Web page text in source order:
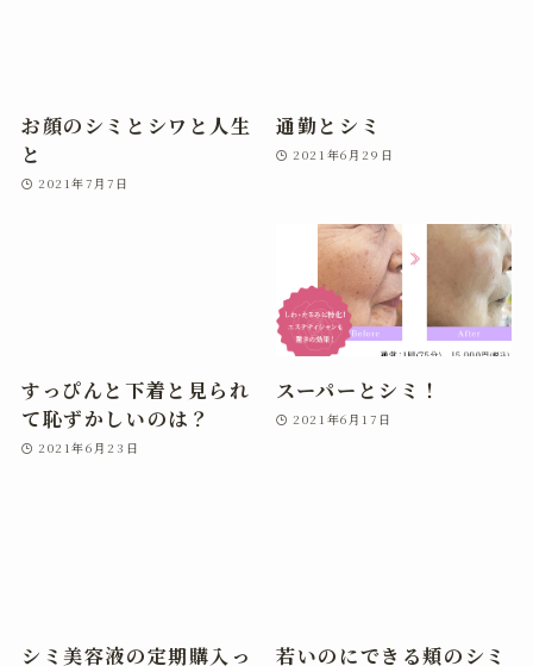
お顔のシミとシワと人生
と
2021年7月7日
通勤とシミ
2021年6月29日
すっぴんと下着と見られ
て恥ずかしいのは？
2021年6月23日
スーパーとシミ！
2021年6月17日
シミ美容液の定期購入っ 若いのにできる頬のシミ